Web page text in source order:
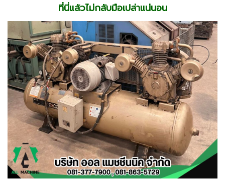
ที่นี่แล้วไม่กลับมือเปล่าแน่นอน